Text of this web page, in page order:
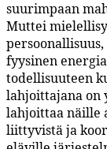
suurimpaan
Muttei
fyysinen
todellisuuteen
lahjoittajana on
lahjoittaa näille
liittyvistä ja